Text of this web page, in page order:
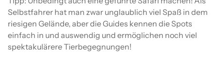
Selbstfahrer hat man zwar unglaublich viel Spaß in dem
riesigen Gelände, aber die Guides kennen die Spots
einfach in und auswendig und ermöglichen noch viel
spektakulärere Tierbegegnungen!